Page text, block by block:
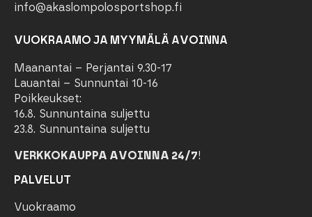
info@akaslompolosportshop.fi
VUOKRAAMO JA MYYMÄLÄ AVOINNA
Maanantai – Perjantai 9.30-17
Lauantai – Sunnuntai 10-16
Poikkeukset:
16.8. Sunnuntaina suljettu
23.8. Sunnuntaina suljettu
VERKKOKAUPPA AVOINNA 24/7!
PALVELUT
Vuokraamo